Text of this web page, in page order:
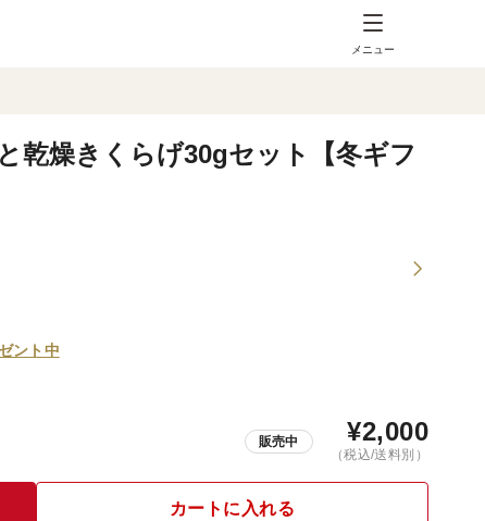
メニュー
乾燥きくらげ30gセット【冬ギフ
ント中
販売中 ¥2,000
（税込/送料別）
カートに入れる